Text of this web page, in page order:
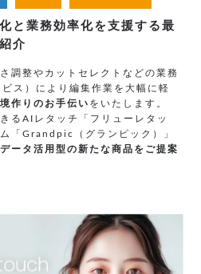
と業務効率化を支援する最
介
調整やカットセレクトなどの業務
ス）により編集作業を大幅に軽
作りのお手伝い をいたします。
るAIレタッチ「フリューレタッ
「Grandpic（グランピック）」
データ活用型の新たな商品をご提案